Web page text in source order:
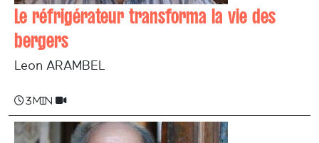
Le réfrigérateur transforma la vie des
bergers
Leon ARAMBEL
3 min